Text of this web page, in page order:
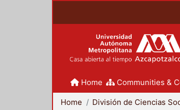
Home Communities &
Home